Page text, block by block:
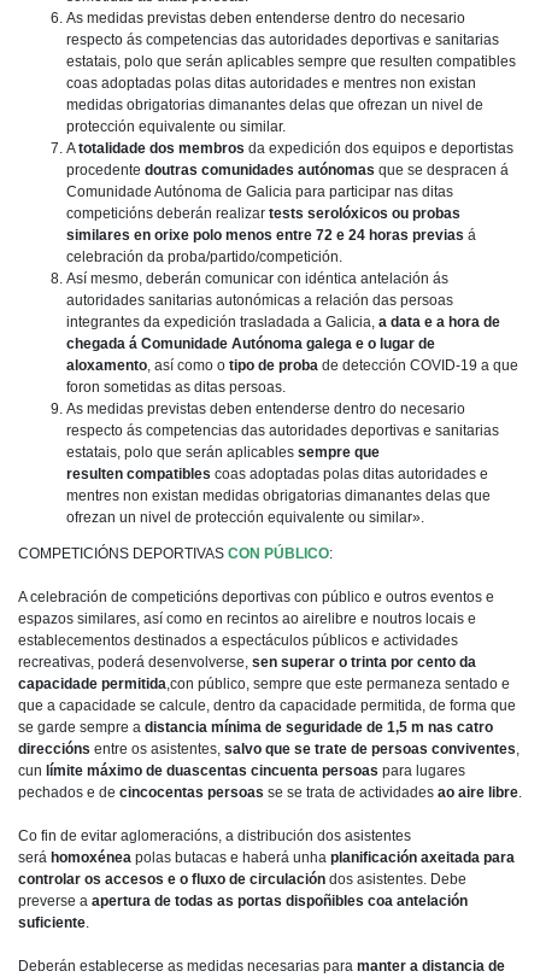
As medidas previstas deben entenderse dentro do necesario
respecto ás competencias das autoridades deportivas e sanitarias
estatais, polo que serán aplicables sempre que resulten compatibles
coas adoptadas polas ditas autoridades e mentres non existan
medidas obrigatorias dimanantes delas que ofrezan un nivel de
protección equivalente ou similar.
Atotalidade dos membros da expedición dos equipos e deportistas
procedente doutras comunidades autónomas que se despracen á
Comunidade Autónoma de Galicia para participar nas ditas
competicións deberán realizar tests serolóxicos ou probas
similares en orixe polo menos entre 72 e 24 horas previas á
celebración da proba/partido/competición.
Así mesmo, deberán comunicar con idéntica antelación ás
autoridades sanitarias autonómicas a relación das persoas
integrantes da expedición trasladada a Galicia, a data e a hora de
chegada á Comunidade Autónoma galega e o lugar de
aloxamento, así como o tipo de proba de detección COVID-19 a que
foron sometidas as ditas persoas.
As medidas previstas deben entenderse dentro do necesario
respecto ás competencias das autoridades deportivas e sanitarias
estatais, polo que serán aplicables sempre que
resulten compatibles coas adoptadas polas ditas autoridades e
mentres non existan medidas obrigatorias dimanantes delas que
ofrezan un nivel de protección equivalente ou similar».
COMPETICIÓNS DEPORTIVAS CON PÚBLICO:
A celebración de competicións deportivas con público e outros eventos e
espazos similares, así como en recintos ao airelibre e noutros locais e
establecementos destinados a espectáculos públicos e actividades
recreativas, poderá desenvolverse, sen superar o trinta por cento da
capacidade permitida,con público, sempre que este permaneza sentado e
que a capacidade se calcule, dentro da capacidade permitida, de forma que
se garde sempre a distancia mínima de seguridade de 1,5 m nas catro
direccións entre os asistentes, salvo que se trate de persoas conviventes,
cun límite máximo de duascentas cincuenta persoas para lugares
pechados e de cincocentas persoas se se trata de actividades ao aire libre.
Co fin de evitar aglomeracións, a distribución dos asistentes
será homoxénea polas butacas e haberá unha planificación axeitada para
controlar os accesos e o fluxo de circulación dos asistentes. Debe
preverse a apertura de todas as portas dispoñibles coa antelación
suficiente.
Deberán establecerse as medidas necesarias para manter a distancia de